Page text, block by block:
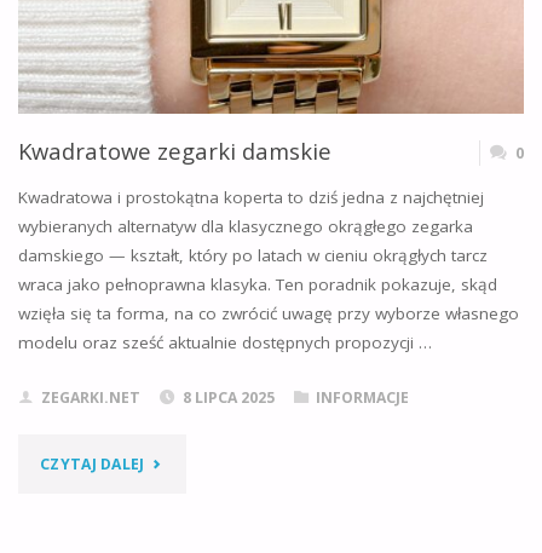
Kwadratowe zegarki damskie 0
Kwadratowa i prostokątna koperta to dziś jedna z najchętniej
wybieranych alternatyw dla klasycznego okrągłego zegarka
damskiego — kształt, który po latach w cieniu okrągłych tarcz
wraca jako pełnoprawna klasyka. Ten poradnik pokazuje, skąd
wzięła się ta forma, na co zwrócić uwagę przy wyborze własnego
modelu oraz sześć aktualnie dostępnych propozycji …
ZEGARKI.NET 8 LIPCA 2025 INFORMACJE
CZYTAJ DALEJ "KWADRATOWE